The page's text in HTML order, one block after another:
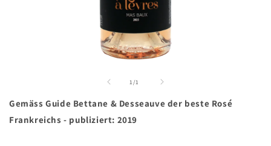
öffnen
1 /
von1
Gemäss Guide Bettane & Desseauve der beste Rosé
Frankreichs - publiziert: 2019